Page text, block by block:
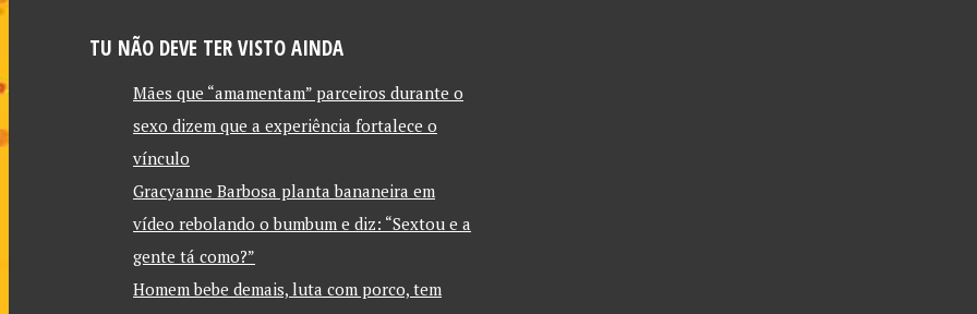
TU NÃO DEVE TER VISTO AINDA
Mães que “amamentam” parceiros durante o
sexo dizem que a experiência fortalece o
vínculo
Gracyanne Barbosa planta bananeira em
vídeo rebolando o bumbum e diz: “Sextou e a
gente tá como?”
Homem bebe demais, luta com porco, tem